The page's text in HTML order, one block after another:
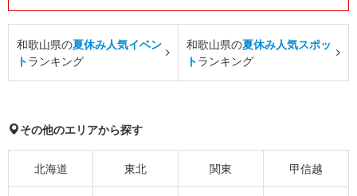
和歌山県の夏休み人気イベン
トランキング
和歌山県の夏休み人気スポッ
トランキング
その他のエリアから探す
北海道 東北 関東 甲信越